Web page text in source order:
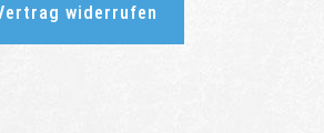
widerrufen